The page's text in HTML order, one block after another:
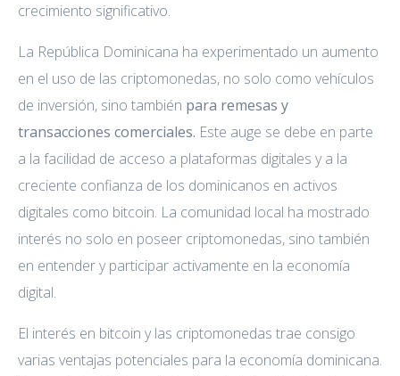
crecimiento significativo.
La República Dominicana ha experimentado un aumento
en el uso de las criptomonedas, no solo como vehículos
de inversión, sino también para remesas y
transacciones comerciales. Este auge se debe en parte
a la facilidad de acceso a plataformas digitales y a la
creciente confianza de los dominicanos en activos
digitales como bitcoin. La comunidad local ha mostrado
interés no solo en poseer criptomonedas, sino también
en entender y participar activamente en la economía
digital.
El interés en bitcoin y las criptomonedas trae consigo
varias ventajas potenciales para la economía dominicana.